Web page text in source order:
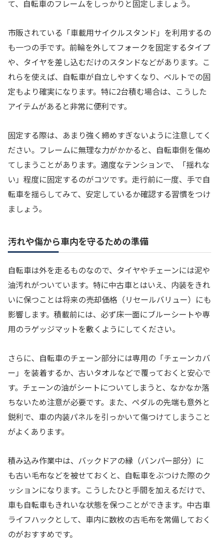
て、自転車のフレームをしっかりと固定しましょう。
市販されている「車載用サイクルスタンド」を利用するの
も一つの手です。前輪を外してフォークを固定するタイプ
や、タイヤを差し込むだけのスタンドなどがあります。こ
れらを使えば、自転車が自立しやすくなり、ベルトでの固
定もより確実になります。特に2台積む場合は、こうした
アイテムがあると非常に便利です。
固定する際は、あまり強く締めすぎないように注意してく
ださい。フレームに無理な力がかかると、自転車側を傷め
てしまうことがあります。適度なテンションで、「揺れな
い」程度に固定するのがコツです。走行前に一度、手で自
転車を揺らしてみて、安定しているか確認する習慣をつけ
ましょう。
汚れや傷から車内を守るための準備
自転車は外を走るものなので、タイヤやチェーンには泥や
油汚れがついています。特に中古車とはいえ、内装をきれ
いに保つことは将来の売却価格（リセールバリュー）にも
影響します。積載前には、必ず床一面にブルーシートや専
用のラゲッジマットを敷くようにしてください。
さらに、自転車のチェーン部分には専用の「チェーンカバ
ー」を装着するか、古いタオルなどで覆っておくと安心で
す。チェーンの油がシートについてしまうと、なかなか落
ちないため注意が必要です。また、ペダルの先端も意外と
鋭利で、車の内装パネルを引っかいて傷つけてしまうこと
がよくあります。
積み込み作業中は、バックドアの縁（バンパー部分）に
も古い毛布などを被せておくと、自転車をぶつけた際のク
ッションになります。こうしたひと手間を加えるだけで、
車も自転車もきれいな状態を保つことができます。中古車
ライフハックとして、車内に数枚の古毛布を常備しておく
のがおすすめです。